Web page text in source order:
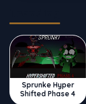
Sprunke Hyper
Shifted Phase 4